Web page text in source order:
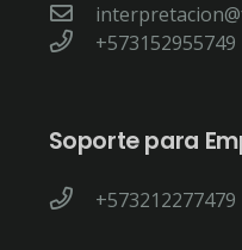
+573152955749
Soporte para
+573212277479